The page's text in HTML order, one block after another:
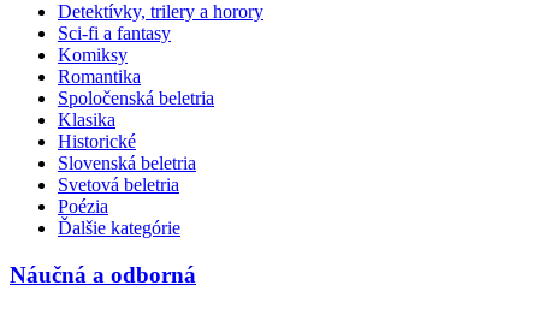
Detektívky, trilery a horory
Sci-fi a fantasy
Komiksy
Romantika
Spoločenská beletria
Klasika
Historické
Slovenská beletria
Svetová beletria
Poézia
Ďalšie kategórie
Náučná a odborná